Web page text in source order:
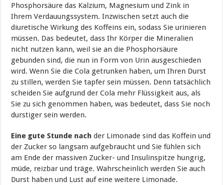
Phosphorsäure das Kalzium, Magnesium und Zink in
Ihrem Verdauungssystem. Inzwischen setzt auch die
diuretische Wirkung des Koffeins ein, sodass Sie urinieren
müssen. Das bedeutet, dass Ihr Körper die Mineralien
nicht nutzen kann, weil sie an die Phosphorsäure
gebunden sind, die nun in Form von Urin ausgeschieden
wird. Wenn Sie die Cola getrunken haben, um Ihren Durst
zu stillen, werden Sie tapfer sein müssen. Denn tatsächlich
scheiden Sie aufgrund der Cola mehr Flüssigkeit aus, als
Sie zu sich genommen haben, was bedeutet, dass Sie noch
durstiger sein werden.
Eine gute Stunde nach der Limonade sind das Koffein und
der Zucker so langsam aufgebraucht und Sie fühlen sich
am Ende der massiven Zucker- und Insulinspitze hungrig,
müde, reizbar und träge. Wahrscheinlich werden Sie auch
Durst haben und Lust auf eine weitere Limonade.